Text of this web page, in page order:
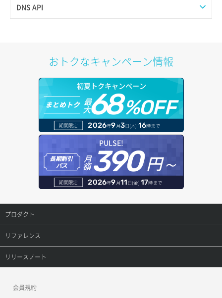
ポートデタッチ
ボリュームアタッチ
ボリュームデタッチ
Web公開
オブジェクトダウンロード
オブジェクトバージョン管理
オブジェクト一覧取得
オブジェクト削除
オブジェクト削除予約
オブジェクト複製
オブジェクト詳細取得
コンテナ一覧取得
コンテナ作成
コンテナ削除
DNS API
ドメイン情報登録
ドメイン詳細取得
レコード一覧取得
レコード作成
レコード更新
レコード詳細取得
おトクなキャンペーン情報
初夏トクキャンペーン
まとめトク 最
大68%OFF
期間限定 2026年9月3日(木) 16時まで
PULSE!
長期割引
パス
月
額390円～
期間限定 2026年9月11日(金) 17時まで
プロダクト
プロダクトトップ
ConoHa VPS(Ver.3.0)
ConoHa for GAME
リファレンス
リファレンストップ
リリースノート
会員規約